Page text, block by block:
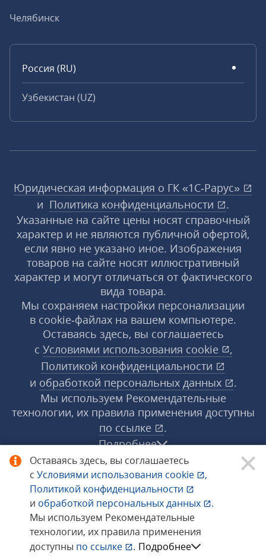
Оставаясь здесь, вы соглашаетесь
с Условиями использования cookie
,
Политикой конфиденциальности
и обработкой персональных данных
.
Мы используем Рекомендательные
технологии, их правила применения
доступны по ссылке . Подробнее
Челябинск
Россия (RU)
Узбекистан (UZ)
Юридическая информация о ГК «1С‑Рарус»
и Политика конфиденциальности
.
Указанные на сайте цены носят справочный
характер и не являются публичной офертой,
если явно не указано иное. Изображения
товаров на сайте носят иллюстративный
характер и могут отличаться от фактического
вида товара.
Мы сохраняем настройки персонализации
в cookie‑файлах на вашем компьютере.
Оставаясь здесь, вы соглашаетесь
с Условиями использования cookie
,
Политикой конфиденциальности
и обработкой персональных данных
.
Мы используем Рекомендательные
технологии, их правила применения доступны
по ссылке
.
Подробнее
© 1998−2026 «1С‑Рарус» ®. Все права
защищены.
Сообщить об ошибке